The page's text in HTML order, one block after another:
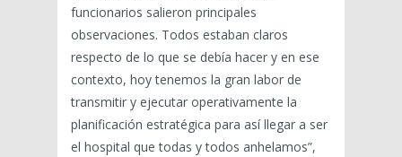
funcionarios salieron principales
observaciones. Todos estaban claros
respecto de lo que se debía hacer y en ese
contexto, hoy tenemos la gran labor de
transmitir y ejecutar operativamente la
planificación estratégica para así llegar a ser
el hospital que todas y todos anhelamos”,